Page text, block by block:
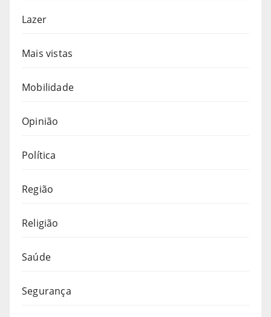
Lazer
Mais vistas
Mobilidade
Opinião
Política
Região
Religião
Saúde
Segurança